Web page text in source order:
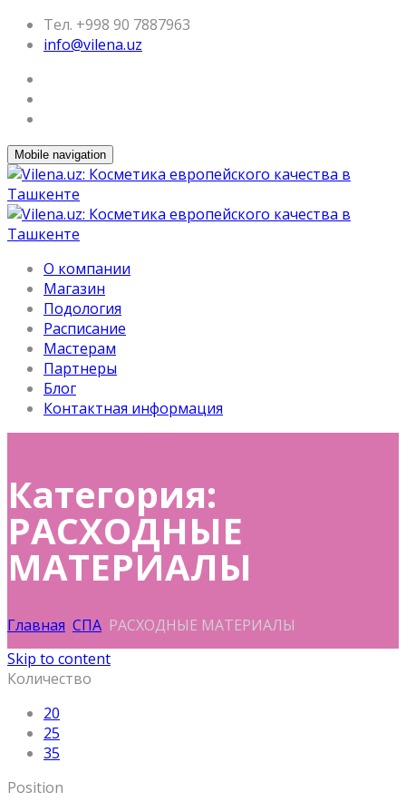
Тел. +998 90 7887963
info@vilena.uz
Mobile navigation
О компании
Магазин
Подология
Расписание
Мастерам
Партнеры
Блог
Контактная информация
Категория:
РАСХОДНЫЕ
МАТЕРИАЛЫ
Главная СПА РАСХОДНЫЕ МАТЕРИАЛЫ
Skip to content
Количество
20
25
35
Position